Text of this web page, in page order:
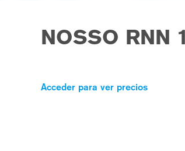
NOSSO RNN
Acceder para ver precios